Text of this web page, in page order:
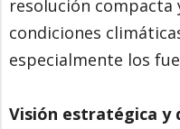
resolución
condiciones
especialmente los
Visión estratégica